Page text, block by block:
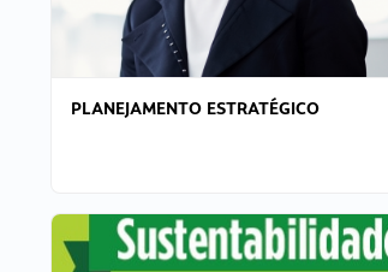
PLANEJAMENTO ESTRATÉGICO